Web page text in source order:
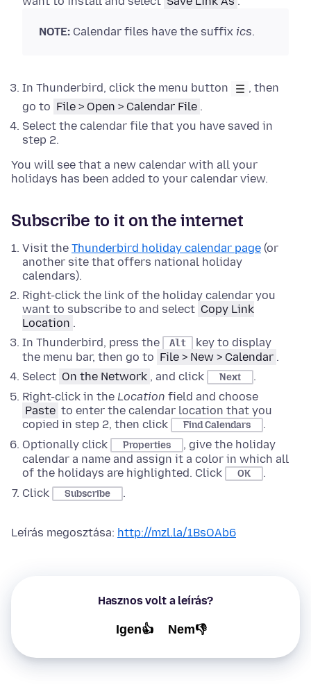
NOTE: Calendar files have the suffix ics.
In Thunderbird, click the menu button
, then
go to File > Open > Calendar File .
Select the calendar file that you have saved in
step 2.
You will see that a new calendar with all your
holidays has been added to your calendar view.
Subscribe to it on the internet
Visit the Thunderbird holiday calendar page (or
another site that offers national holiday
calendars).
Right-click the link of the holiday calendar you
want to subscribe to and select Copy Link
Location .
In Thunderbird, press the Alt
key to display
the menu bar, then go to File > New > Calendar .
Select On the Network , and click Next
.
Right-click in the Location field and choose
Paste to enter the calendar location that you
copied in step 2, then click
Find Calendars
.
Optionally click
Properties
, give the holiday
calendar a name and assign it a color in which all
of the holidays are highlighted. Click
OK
.
Click
Subscribe .
Leírás megosztása: http://mzl.la/1BsOAb6
Hasznos volt a leírás?
Igen👍 Nem👎